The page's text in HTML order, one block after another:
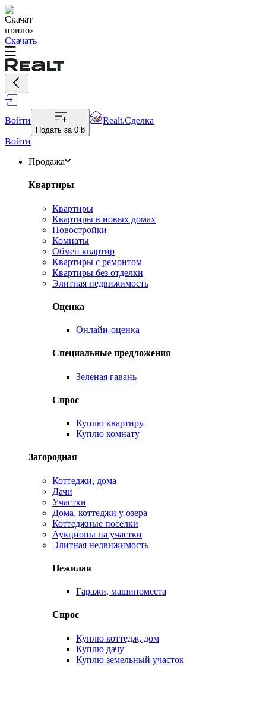
Скачать
Войти
Подать за 0 ƃ
Realt.Сделка
Войти
Продажа
Квартиры
Квартиры
Квартиры в новых домах
Новостройки
Комнаты
Обмен квартир
Квартиры с ремонтом
Квартиры без отделки
Элитная недвижимость
Оценка
Онлайн-оценка
Специальные предложения
Зеленая гавань
Спрос
Куплю квартиру
Куплю комнату
Загородная
Коттеджи, дома
Дачи
Участки
Дома, коттеджи у озера
Коттеджные поселки
Аукционы на участки
Элитная недвижимость
Нежилая
Гаражи, машиноместа
Спрос
Куплю коттедж, дом
Куплю дачу
Куплю земельный участок